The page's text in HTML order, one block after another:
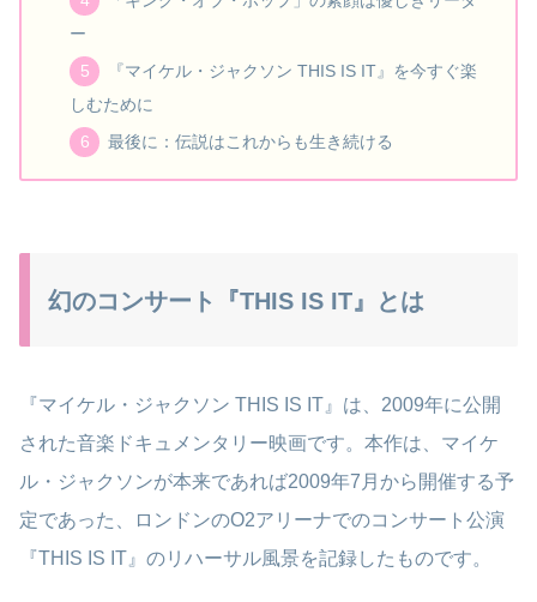
ー
『マイケル・ジャクソン THIS IS IT』を今すぐ楽
しむために
最後に：伝説はこれからも生き続ける
幻のコンサート『THIS IS IT』とは
『マイケル・ジャクソン THIS IS IT』は、2009年に公開
された音楽ドキュメンタリー映画です。本作は、マイケ
ル・ジャクソンが本来であれば2009年7月から開催する予
定であった、ロンドンのO2アリーナでのコンサート公演
『THIS IS IT』のリハーサル風景を記録したものです。